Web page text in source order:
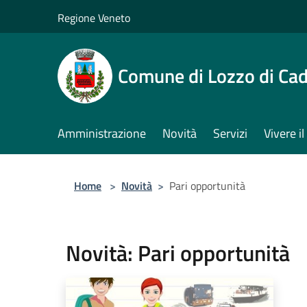
Regione Veneto
Comune di Lozzo di
Amministrazione Novità Servizi Vivere
Home > Novità > Pari opportunità
Novità: Pari opportunità